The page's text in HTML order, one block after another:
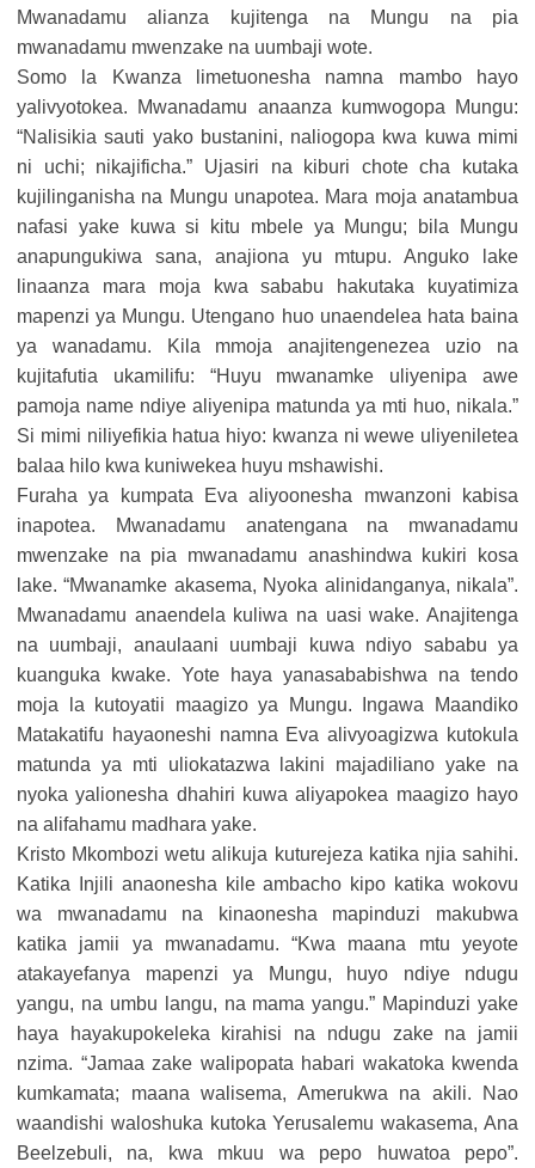
Mwanadamu alianza kujitenga na Mungu na pia
mwanadamu mwenzake na uumbaji wote.
Somo la Kwanza limetuonesha namna mambo hayo
yalivyotokea. Mwanadamu anaanza kumwogopa Mungu:
“Nalisikia sauti yako bustanini, naliogopa kwa kuwa mimi
ni uchi; nikajificha.” Ujasiri na kiburi chote cha kutaka
kujilinganisha na Mungu unapotea. Mara moja anatambua
nafasi yake kuwa si kitu mbele ya Mungu; bila Mungu
anapungukiwa sana, anajiona yu mtupu. Anguko lake
linaanza mara moja kwa sababu hakutaka kuyatimiza
mapenzi ya Mungu. Utengano huo unaendelea hata baina
ya wanadamu. Kila mmoja anajitengenezea uzio na
kujitafutia ukamilifu: “Huyu mwanamke uliyenipa awe
pamoja name ndiye aliyenipa matunda ya mti huo, nikala.”
Si mimi niliyefikia hatua hiyo: kwanza ni wewe uliyeniletea
balaa hilo kwa kuniwekea huyu mshawishi.
Furaha ya kumpata Eva aliyoonesha mwanzoni kabisa
inapotea. Mwanadamu anatengana na mwanadamu
mwenzake na pia mwanadamu anashindwa kukiri kosa
lake. “Mwanamke akasema, Nyoka alinidanganya, nikala”.
Mwanadamu anaendela kuliwa na uasi wake. Anajitenga
na uumbaji, anaulaani uumbaji kuwa ndiyo sababu ya
kuanguka kwake. Yote haya yanasababishwa na tendo
moja la kutoyatii maagizo ya Mungu. Ingawa Maandiko
Matakatifu hayaoneshi namna Eva alivyoagizwa kutokula
matunda ya mti uliokatazwa lakini majadiliano yake na
nyoka yalionesha dhahiri kuwa aliyapokea maagizo hayo
na alifahamu madhara yake.
Kristo Mkombozi wetu alikuja kuturejeza katika njia sahihi.
Katika Injili anaonesha kile ambacho kipo katika wokovu
wa mwanadamu na kinaonesha mapinduzi makubwa
katika jamii ya mwanadamu. “Kwa maana mtu yeyote
atakayefanya mapenzi ya Mungu, huyo ndiye ndugu
yangu, na umbu langu, na mama yangu.” Mapinduzi yake
haya hayakupokeleka kirahisi na ndugu zake na jamii
nzima. “Jamaa zake walipopata habari wakatoka kwenda
kumkamata; maana walisema, Amerukwa na akili. Nao
waandishi waloshuka kutoka Yerusalemu wakasema, Ana
Beelzebuli, na, kwa mkuu wa pepo huwatoa pepo”.